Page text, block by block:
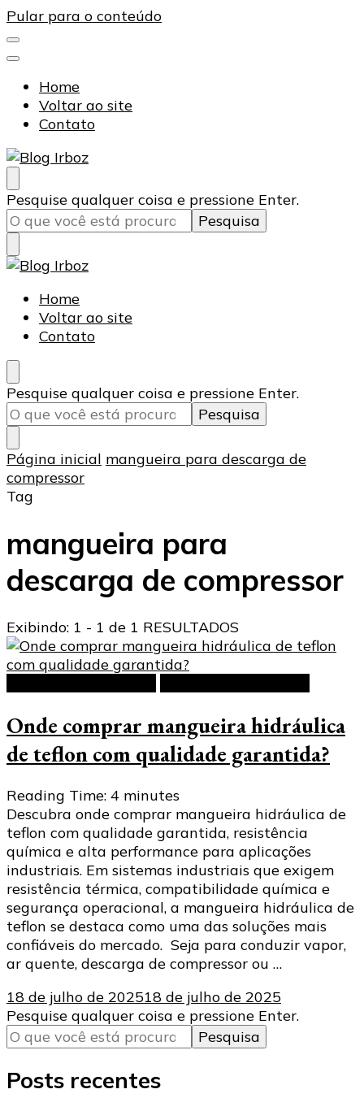
Pular para o conteúdo
Home
Voltar ao site
Contato
Blog Irboz
Blog de Lubrificação Industrial
Procurando
algo?
Pesquise qualquer coisa e pressione Enter.
Blog Irboz
Blog de Lubrificação Industrial
Home
Voltar ao site
Contato
Procurando
algo?
Pesquise qualquer coisa e pressione Enter.
Página inicial mangueira para descarga de
compressor
Tag
mangueira para
descarga de compressor
Exibindo: 1 - 1 de 1 RESULTADOS
Onde comprar mangueira hidráulica
de teflon com qualidade garantida?
Reading Time: 4 minutes
Descubra onde comprar mangueira hidráulica de
teflon com qualidade garantida, resistência
química e alta performance para aplicações
industriais. Em sistemas industriais que exigem
resistência térmica, compatibilidade química e
segurança operacional, a mangueira hidráulica de
teflon se destaca como uma das soluções mais
confiáveis do mercado. Seja para conduzir vapor,
ar quente, descarga de compressor ou …
18 de julho de 202518 de julho de 2025
Procurando
algo?
Pesquise qualquer coisa e pressione Enter.
Posts recentes